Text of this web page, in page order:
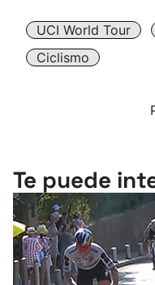
UCI World Tour
Ciclismo
Te puede